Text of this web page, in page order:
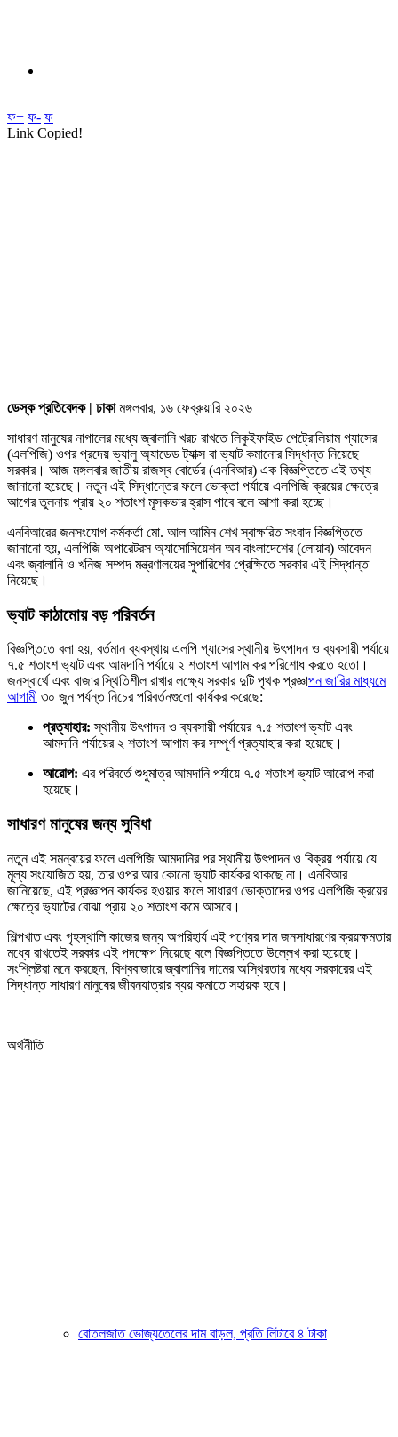
ফ+ ফ- ফ
Link Copied!
ডেস্ক প্রতিবেদক | ঢাকামঙ্গলবার, ১৬ ফেব্রুয়ারি ২০২৬
সাধারণ মানুষের নাগালের মধ্যে জ্বালানি খরচ রাখতে লিকুইফাইড পেট্রোলিয়াম গ্যাসের
(এলপিজি) ওপর প্রদেয় ভ্যালু অ্যাডেড ট্যাক্স বা ভ্যাট কমানোর সিদ্ধান্ত নিয়েছে
সরকার। আজ মঙ্গলবার জাতীয় রাজস্ব বোর্ডের (এনবিআর) এক বিজ্ঞপ্তিতে এই তথ্য
জানানো হয়েছে। নতুন এই সিদ্ধান্তের ফলে ভোক্তা পর্যায়ে এলপিজি ক্রয়ের ক্ষেত্রে
আগের তুলনায় প্রায় ২০ শতাংশ মূসকভার হ্রাস পাবে বলে আশা করা হচ্ছে।
এনবিআরের জনসংযোগ কর্মকর্তা মো. আল আমিন শেখ স্বাক্ষরিত সংবাদ বিজ্ঞপ্তিতে
জানানো হয়, এলপিজি অপারেটরস অ্যাসোসিয়েশন অব বাংলাদেশের (লোয়াব) আবেদন
এবং জ্বালানি ও খনিজ সম্পদ মন্ত্রণালয়ের সুপারিশের প্রেক্ষিতে সরকার এই সিদ্ধান্ত
নিয়েছে।
ভ্যাট কাঠামোয় বড় পরিবর্তন
বিজ্ঞপ্তিতে বলা হয়, বর্তমান ব্যবস্থায় এলপি গ্যাসের স্থানীয় উৎপাদন ও ব্যবসায়ী পর্যায়ে
৭.৫ শতাংশ ভ্যাট এবং আমদানি পর্যায়ে ২ শতাংশ আগাম কর পরিশোধ করতে হতো।
জনস্বার্থে এবং বাজার স্থিতিশীল রাখার লক্ষ্যে সরকার দুটি পৃথক প্রজ্ঞাপন জারির মাধ্যমে
আগামী ৩০ জুন পর্যন্ত নিচের পরিবর্তনগুলো কার্যকর করেছে:
প্রত্যাহার: স্থানীয় উৎপাদন ও ব্যবসায়ী পর্যায়ের ৭.৫ শতাংশ ভ্যাট এবং
আমদানি পর্যায়ের ২ শতাংশ আগাম কর সম্পূর্ণ প্রত্যাহার করা হয়েছে।
আরোপ: এর পরিবর্তে শুধুমাত্র আমদানি পর্যায়ে ৭.৫ শতাংশ ভ্যাট আরোপ করা
হয়েছে।
সাধারণ মানুষের জন্য সুবিধা
নতুন এই সমন্বয়ের ফলে এলপিজি আমদানির পর স্থানীয় উৎপাদন ও বিক্রয় পর্যায়ে যে
মূল্য সংযোজিত হয়, তার ওপর আর কোনো ভ্যাট কার্যকর থাকছে না। এনবিআর
জানিয়েছে, এই প্রজ্ঞাপন কার্যকর হওয়ার ফলে সাধারণ ভোক্তাদের ওপর এলপিজি ক্রয়ের
ক্ষেত্রে ভ্যাটের বোঝা প্রায় ২০ শতাংশ কমে আসবে।
শিল্পখাত এবং গৃহস্থালি কাজের জন্য অপরিহার্য এই পণ্যের দাম জনসাধারণের ক্রয়ক্ষমতার
মধ্যে রাখতেই সরকার এই পদক্ষেপ নিয়েছে বলে বিজ্ঞপ্তিতে উল্লেখ করা হয়েছে।
সংশ্লিষ্টরা মনে করছেন, বিশ্ববাজারে জ্বালানির দামের অস্থিরতার মধ্যে সরকারের এই
সিদ্ধান্ত সাধারণ মানুষের জীবনযাত্রার ব্যয় কমাতে সহায়ক হবে।
অর্থনীতি
বোতলজাত ভোজ্যতেলের দাম বাড়ল, প্রতি লিটারে ৪ টাকা